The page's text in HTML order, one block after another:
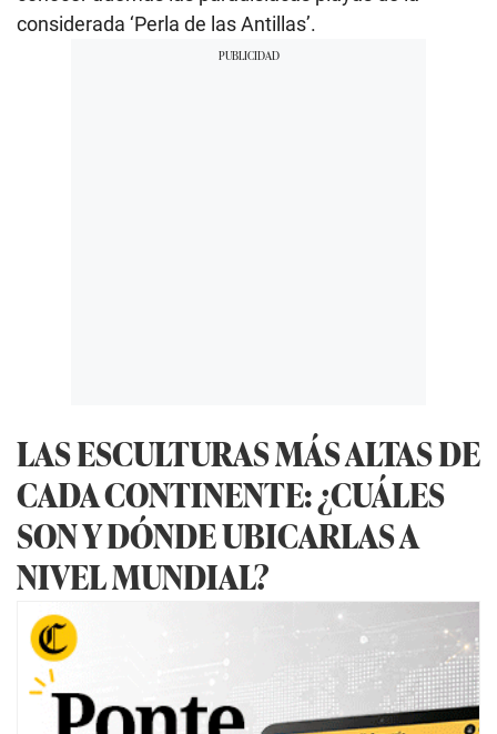
considerada ‘Perla de las Antillas’.
LAS ESCULTURAS MÁS ALTAS DE
CADA CONTINENTE: ¿CUÁLES
SON Y DÓNDE UBICARLAS A
NIVEL MUNDIAL?